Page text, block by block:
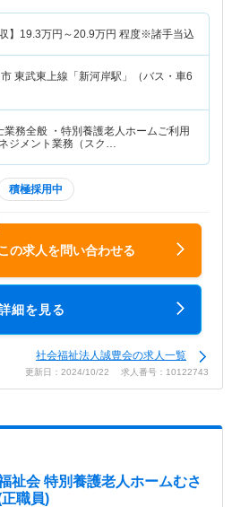
】 19.3万円～20.9万円 程度※諸手当込
東武東上線「新河岸駅」（バス・車6
業務全般 ・特別養護老人ホームご利用
ジメント業務（スク…
積極採用中
の求人を問い合わせる
細を見る
社会福祉法人誠豊会の求人一覧
更新日：2024/10/22 求人番号：10122743
祉会 特別養護老人ホームむさ
職員)